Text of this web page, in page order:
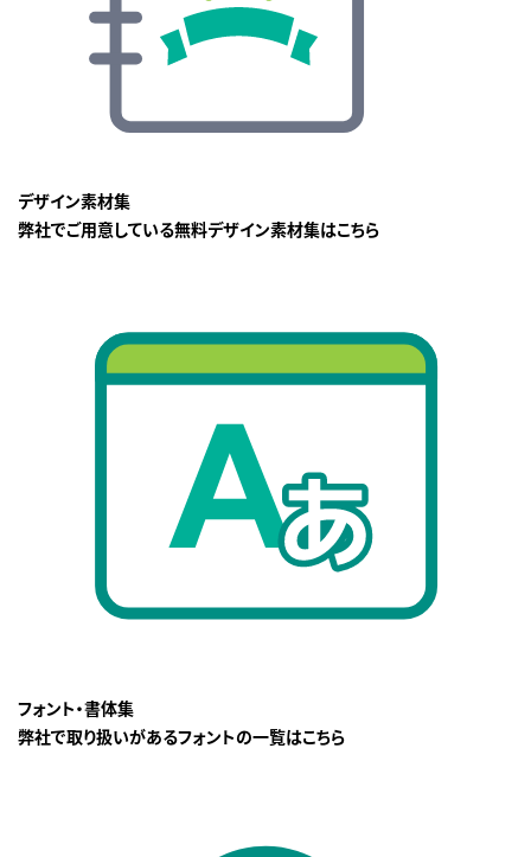
デザイン素材集
弊社でご用意している無料デザイン素材集はこちら
フォント・書体集
弊社で取り扱いがあるフォントの一覧はこちら